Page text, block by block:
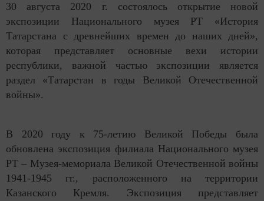
30 августа 2020 г. состоялось открытие новой
экспозиции Национального музея РТ «История
Татарстана с древнейших времен до наших дней»,
которая представляет основные вехи истории
республики, важной частью экспозиции является
раздел «Татарстан в годы Великой Отечественной
войны».
В 2020 году к 75-летию Великой Победы была
обновлена экспозиция филиала Национального музея
РТ – Музея-мемориала Великой Отечественной войны
1941-1945 гг., расположенного на территории
Казанского Кремля. Экспозиция представляет